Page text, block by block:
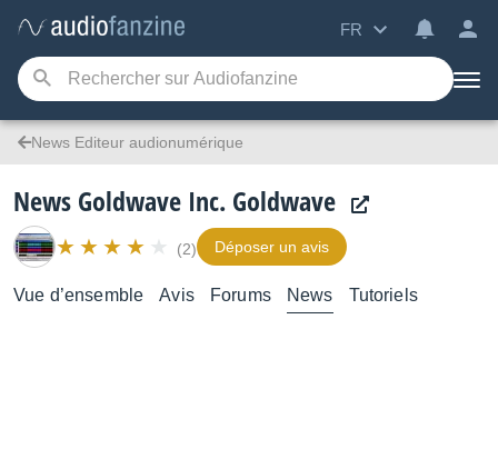
FR
News Editeur audionumérique
News Goldwave Inc. Goldwave
(2) Déposer un avis
Vue d’ensemble Avis Forums News Tutoriels